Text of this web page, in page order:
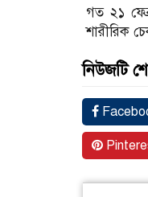
গত ২১
শারীরিক
নিউজটি